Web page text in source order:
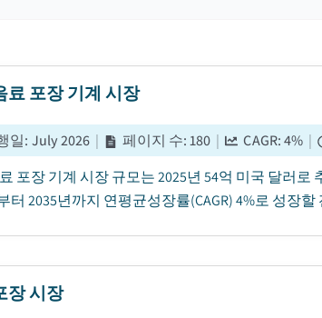
료 포장 기계 시장
일: July 2026 | 페이지 수:180 | CAGR:4% |
포장 기계 시장 규모는 2025년 54억 미국 달러
터 2035년까지 연평균성장률(CAGR) 4%로 성장
장 시장